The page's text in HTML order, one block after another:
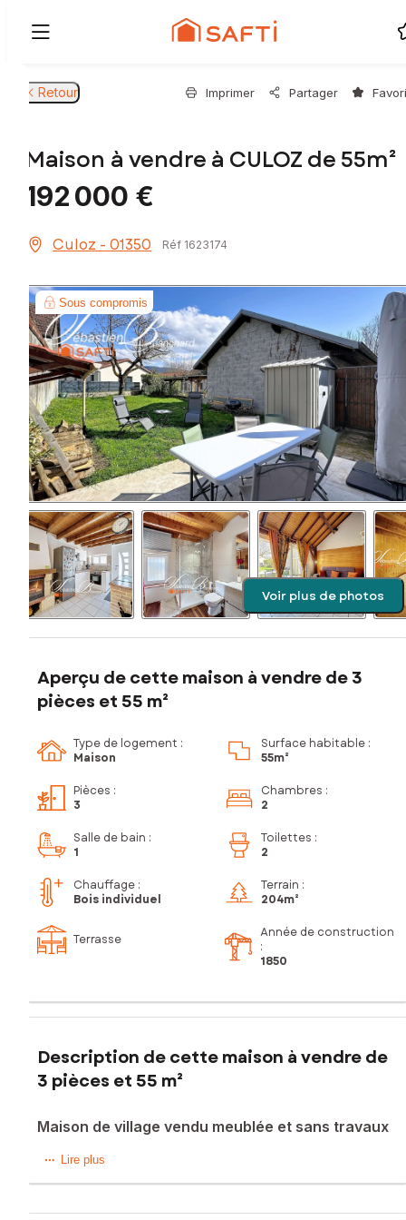
Retour Imprimer Partager
Maison à vendre à CULOZ de 55m²
192 000 €
Culoz - 01350 Réf 1623174
Sous compromis
Voir plus de photos
Aperçu de cette maison à vendre de 3
pièces et 55 m²
Type de logement :
Maison
Surface habitable :
55m²
Pièces :
3
Chambres :
2
Salle de bain :
1
Toilettes :
2
Chauffage :
Bois individuel
Terrain :
204m²
Terrasse
Année de construction
:
1850
Description de cette maison à vendre de
3 pièces et 55 m²
Maison de village vendu meublée et sans travaux
Située dans la charmante commune de Culoz (01350), cette
proche de toutes les commodités. L'environnement calme
Lire plus